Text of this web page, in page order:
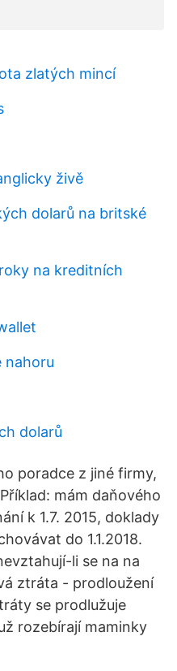
zlatých mincí
živě
dolarů na britské
na kreditních
nahoru
dolarů
poradce z jiné firmy,
mám daňového
k 1.7. 2015, doklady
do 1.1.2018.
li se na na
ztráta - prodloužení
se prodlužuje
rozebírají maminky